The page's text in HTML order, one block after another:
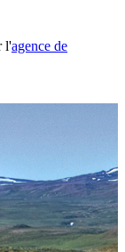
l'agence de